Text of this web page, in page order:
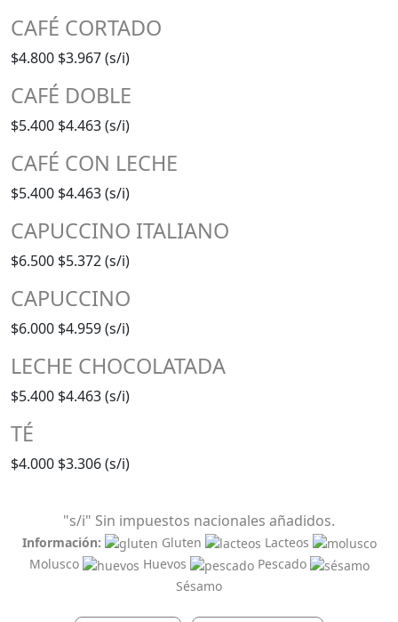
CAFÉ CORTADO
$4.800 $3.967 (s/i)
CAFÉ DOBLE
$5.400 $4.463 (s/i)
CAFÉ CON LECHE
$5.400 $4.463 (s/i)
CAPUCCINO ITALIANO
$6.500 $5.372 (s/i)
CAPUCCINO
$6.000 $4.959 (s/i)
LECHE CHOCOLATADA
$5.400 $4.463 (s/i)
TÉ
$4.000 $3.306 (s/i)
"s/i" Sin impuestos nacionales añadidos.
Información: Gluten
Lacteos
Molusco
Huevos
Pescado
Sésamo